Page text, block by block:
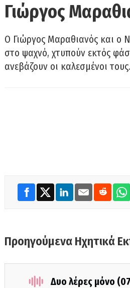
Γιώργος
Ο Γιώργος Μαραθιανός και ο
στο ψαχνό, χτυπούν εκτός
ανεβάζουν οι καλεσμένοι
Προηγούμενα Ηχητικά
Δυο λέρες μόνο